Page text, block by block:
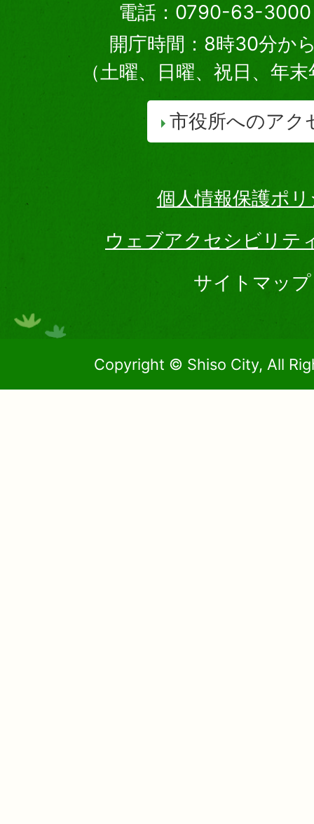
電話：0790-63-3000
開庁時間：8時30分か
（土曜、日曜、祝日、年
市役所へのアク
個人情報保護ポ
ウェブアクセシビリテ
サイトマップ
Copyright © Shiso City, All